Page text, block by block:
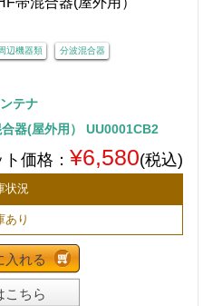
辺機器類 分波混合器
テナ
器(屋外用） UU0001CB2
価格： ¥6,580(税込)
状況
あり
入れる
こちら